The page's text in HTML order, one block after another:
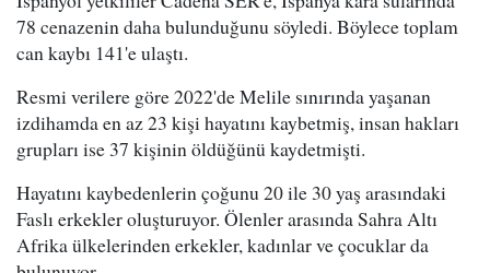
78 cenazenin daha bulunduğunu söyledi. Böylece toplam
can kaybı 141'e ulaştı.
Resmi verilere göre 2022'de Melile sınırında yaşanan
izdihamda en az 23 kişi hayatını kaybetmiş, insan hakları
grupları ise 37 kişinin öldüğünü kaydetmişti.
Hayatını kaybedenlerin çoğunu 20 ile 30 yaş arasındaki
Faslı erkekler oluşturuyor. Ölenler arasında Sahra Altı
Afrika ülkelerinden erkekler, kadınlar ve çocuklar da